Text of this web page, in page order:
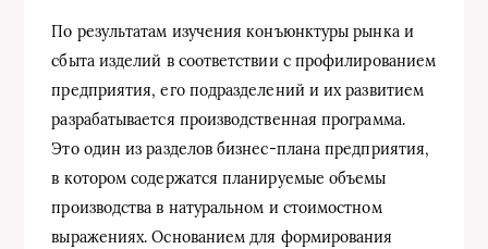
По результатам изучения конъюнктуры рынка и
сбыта изделий в соответствии с профилированием
предприятия, его подразделений и их развитием
разрабатывается производственная программа.
Это один из разделов бизнес-плана предприятия,
в котором содержатся планируемые объемы
производства в натуральном и стоимостном
выражениях. Основанием для формирования